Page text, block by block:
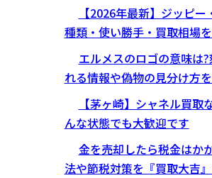
【2026年最新】ジッピ
種類・使い勝手・買取相場
エルメスのロゴの意味は
れる情報や偽物の見分け方
【茅ヶ崎】シャネル買取
んな状態でも大歓迎です
金を売却したら税金はか
法や節税対策を『買取大吉